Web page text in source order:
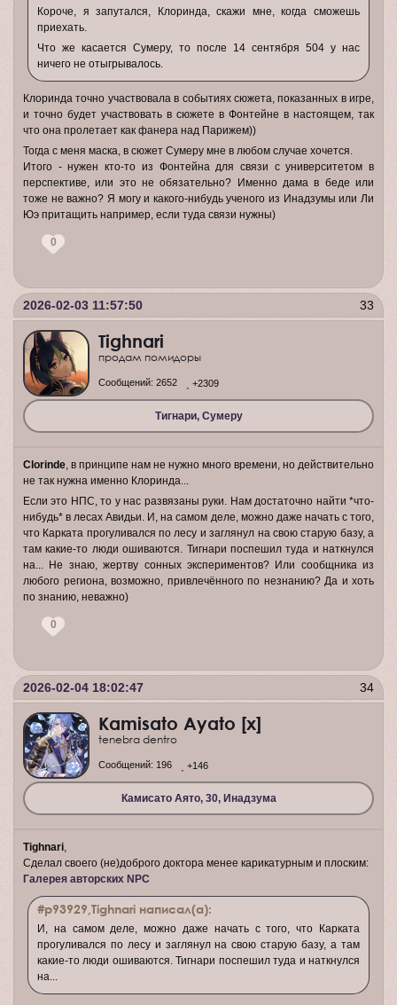
Короче, я запутался, Клоринда, скажи мне, когда сможешь
приехать.
Что же касается Сумеру, то после 14 сентября 504 у нас
ничего не отыгрывалось.
Клоринда точно участвовала в событиях сюжета, показанных в игре,
и точно будет участвовать в сюжете в Фонтейне в настоящем, так
что она пролетает как фанера над Парижем))
Тогда с меня маска, в сюжет Сумеру мне в любом случае хочется.
Итого - нужен кто-то из Фонтейна для связи с университетом в
перспективе, или это не обязательно? Именно дама в беде или
тоже не важно? Я могу и какого-нибудь ученого из Инадзумы или Ли
Юэ притащить например, если туда связи нужны)
0
33
2026-02-03 11:57:50
Tighnari
продам помидоры
Тигнари, Сумеру
Сообщений: 2652 +2309
Clorinde, в принципе нам не нужно много времени, но действительно
не так нужна именно Клоринда...
Если это НПС, то у нас развязаны руки. Нам достаточно найти *что-
нибудь* в лесах Авидьи. И, на самом деле, можно даже начать с того,
что Карката прогуливался по лесу и заглянул на свою старую базу, а
там какие-то люди ошиваются. Тигнари поспешил туда и наткнулся
на... Не знаю, жертву сонных экспериментов? Или сообщника из
любого региона, возможно, привлечённого по незнанию? Да и хоть
по знанию, неважно)
0
34
2026-02-04 18:02:47
Kamisato Ayato [x]
tenebra dentro
Камисато Аято, 30, Инадзума
Сообщений: 196 +146
Tighnari,
Сделал своего (не)доброго доктора менее карикатурным и плоским:
Галерея авторских NPC
#p93929,Tighnari написал(а):
И, на самом деле, можно даже начать с того, что Карката
прогуливался по лесу и заглянул на свою старую базу, а там
какие-то люди ошиваются. Тигнари поспешил туда и наткнулся
на...